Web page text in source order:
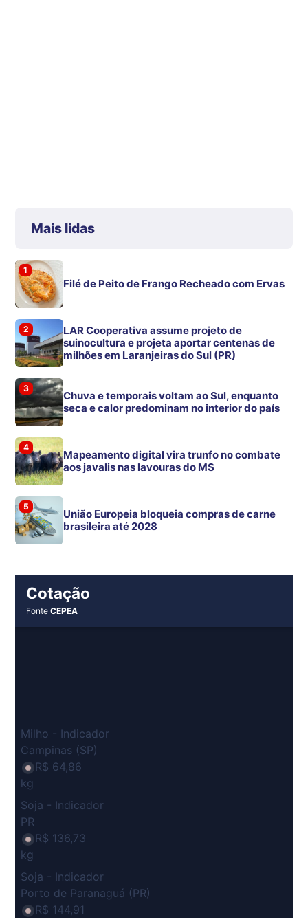
Mais lidas
1
Filé de Peito de Frango Recheado com Ervas
2
LAR Cooperativa assume projeto de
suinocultura e projeta aportar centenas de
milhões em Laranjeiras do Sul (PR)
3
Chuva e temporais voltam ao Sul, enquanto
seca e calor predominam no interior do país
4
Mapeamento digital vira trunfo no combate
aos javalis nas lavouras do MS
5
União Europeia bloqueia compras de carne
brasileira até 2028
Cotação
FonteCEPEA
Milho - Indicador
Campinas (SP)
R$ 64,86
kg
Soja - Indicador
PR
R$ 136,73
kg
Soja - Indicador
Porto de Paranaguá (PR)
R$ 144,91